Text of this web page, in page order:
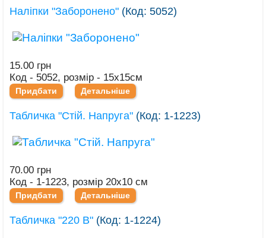
Наліпки "Заборонено" (Код:5052)
15.00 грн
Код - 5052, розмір - 15х15см
Придбати Детальніше
Табличка "Стій. Напруга" (Код: 1-1223)
70.00 грн
Код - 1-1223, розмір 20х10 см
Придбати Детальніше
Табличка "220 В" (Код: 1-1224)